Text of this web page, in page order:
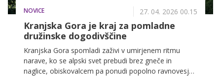
NOVICE 27. 04. 2026 00.15
Kranjska Gora je kraj za pomladne
družinske dogodivščine
Kranjska Gora spomladi zaživi v umirjenem ritmu
narave, ko se alpski svet prebudi brez gneče in
naglice, obiskovalcem pa ponudi popolno ravnovesje